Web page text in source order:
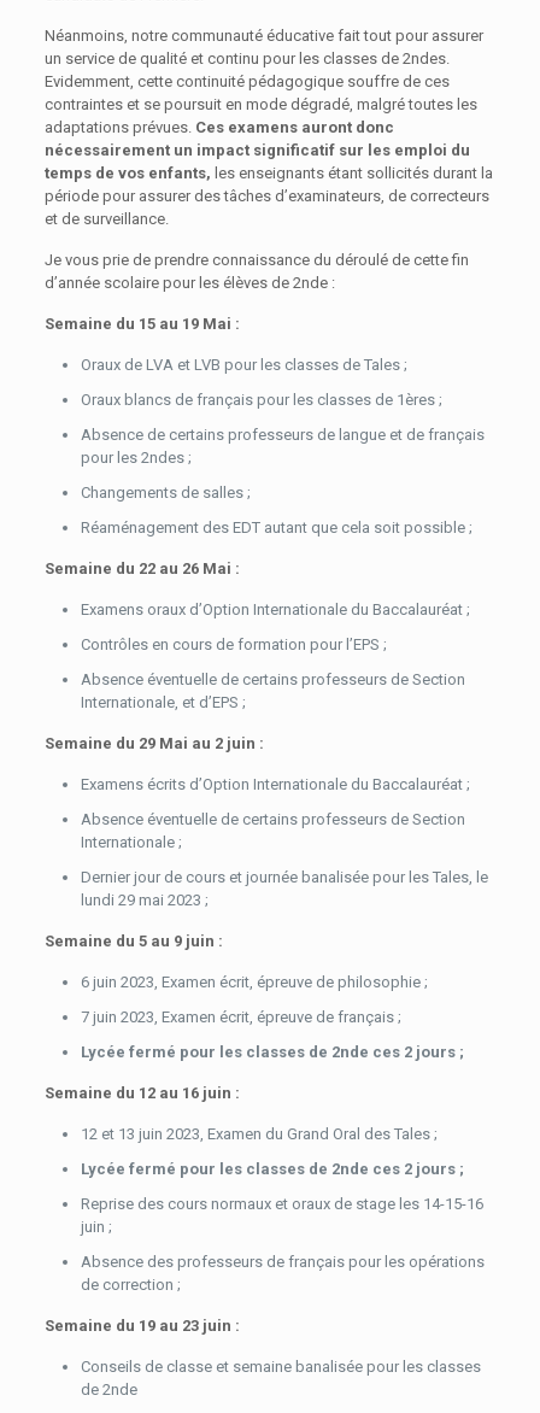
Néanmoins, notre communauté éducative fait tout pour assurer
un service de qualité et continu pour les classes de 2ndes.
Evidemment, cette continuité pédagogique souffre de ces
contraintes et se poursuit en mode dégradé, malgré toutes les
adaptations prévues. Ces examens auront donc
nécessairement un impact significatif sur les emploi du
temps de vos enfants, les enseignants étant sollicités durant la
période pour assurer des tâches d’examinateurs, de correcteurs
et de surveillance.
Je vous prie de prendre connaissance du déroulé de cette fin
d’année scolaire pour les élèves de 2nde :
Semaine du 15 au 19 Mai :
Oraux de LVA et LVB pour les classes de Tales ;
Oraux blancs de français pour les classes de 1ères ;
Absence de certains professeurs de langue et de français
pour les 2ndes ;
Changements de salles ;
Réaménagement des EDT autant que cela soit possible ;
Semaine du 22 au 26 Mai :
Examens oraux d’Option Internationale du Baccalauréat ;
Contrôles en cours de formation pour l’EPS ;
Absence éventuelle de certains professeurs de Section
Internationale, et d’EPS ;
Semaine du 29 Mai au 2 juin :
Examens écrits d’Option Internationale du Baccalauréat ;
Absence éventuelle de certains professeurs de Section
Internationale ;
Dernier jour de cours et journée banalisée pour les Tales, le
lundi 29 mai 2023 ;
Semaine du 5 au 9 juin :
6 juin 2023, Examen écrit, épreuve de philosophie ;
7 juin 2023, Examen écrit, épreuve de français ;
Lycée fermé pour les classes de 2nde ces 2 jours ;
Semaine du 12 au 16 juin :
12 et 13 juin 2023, Examen du Grand Oral des Tales ;
Lycée fermé pour les classes de 2nde ces 2 jours ;
Reprise des cours normaux et oraux de stage les 14-15-16
juin ;
Absence des professeurs de français pour les opérations
de correction ;
Semaine du 19 au 23 juin :
Conseils de classe et semaine banalisée pour les classes
de 2nde